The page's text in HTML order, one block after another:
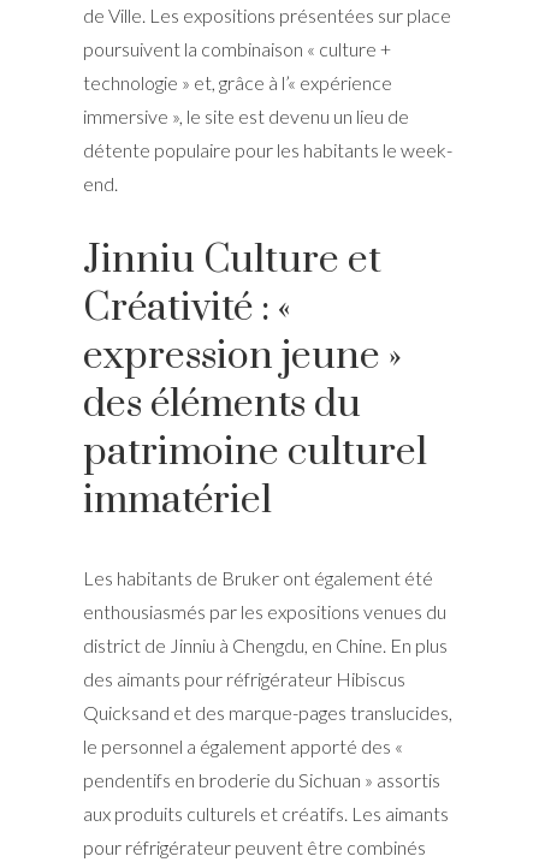
de Ville. Les expositions présentées sur place
poursuivent la combinaison « culture +
technologie » et, grâce à l’« expérience
immersive », le site est devenu un lieu de
détente populaire pour les habitants le week-
end.
Jinniu Culture et
Créativité : «
expression jeune »
des éléments du
patrimoine culturel
immatériel
Les habitants de Bruker ont également été
enthousiasmés par les expositions venues du
district de Jinniu à Chengdu, en Chine. En plus
des aimants pour réfrigérateur Hibiscus
Quicksand et des marque-pages translucides,
le personnel a également apporté des «
pendentifs en broderie du Sichuan » assortis
aux produits culturels et créatifs. Les aimants
pour réfrigérateur peuvent être combinés